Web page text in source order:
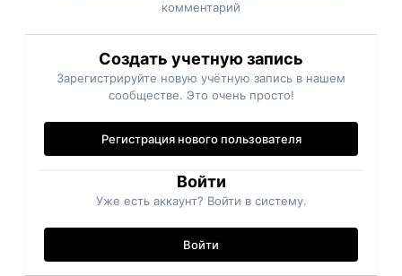
комментарий
Создать учетную запись
Зарегистрируйте новую учётную запись в нашем
сообществе. Это очень просто!
Регистрация нового пользователя
Войти
Уже есть аккаунт? Войти в систему.
Войти